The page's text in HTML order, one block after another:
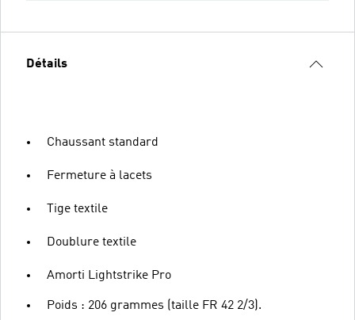
Détails
Chaussant standard
Fermeture à lacets
Tige textile
Doublure textile
Amorti Lightstrike Pro
Poids : 206 grammes (taille FR 42 2/3).